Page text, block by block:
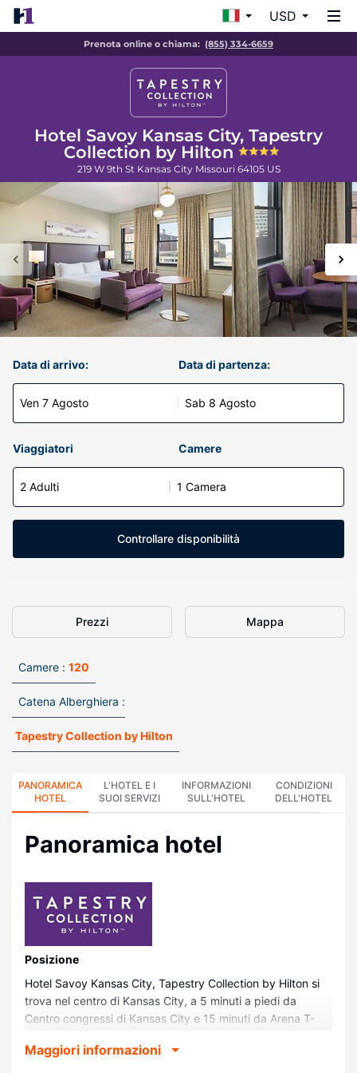
USD
Prenota online o chiama: (855) 334-6659
Hotel Savoy Kansas City, Tapestry
Collection by Hilton
219 W 9th St Kansas City Missouri 64105 US
Data di arrivo:
Ven 7 Agosto
Data di partenza:
Sab 8 Agosto
Viaggiatori Camere
2 Adulti 1 Camera
Controllare disponibilità
Prezzi Mappa
Camere : 120
Catena Alberghiera :
Tapestry Collection by Hilton
PANORAMICA
HOTEL
L'HOTEL E I
SUOI SERVIZI
INFORMAZIONI
SULL'HOTEL
CONDIZIONI
DELL'HOTEL
Panoramica hotel
Posizione
Hotel Savoy Kansas City, Tapestry Collection by Hilton si
trova nel centro di Kansas City, a 5 minuti a piedi da
Centro congressi di Kansas City e 15 minuti da Arena T-
km da Crown Center e 3 km da LEGOLAND® Discovery
Maggiori informazioni